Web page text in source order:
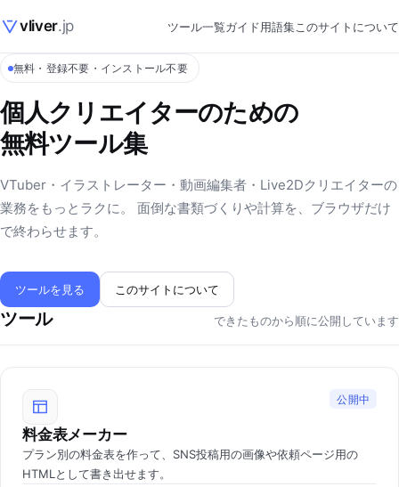
vliver.jp ツール一覧ガイド用語集このサイトについて
無料・登録不要・インストール不要
個人クリエイターのための
無料ツール集
VTuber・イラストレーター・動画編集者・Live2Dクリエイターの
業務をもっとラクに。 面倒な書類づくりや計算を、ブラウザだけ
で終わらせます。
ツールを見る このサイトについて
ツール できたものから順に公開しています
公開中
料金表メーカー
プラン別の料金表を作って、SNS投稿用の画像や依頼ページ用の
HTMLとして書き出せます。